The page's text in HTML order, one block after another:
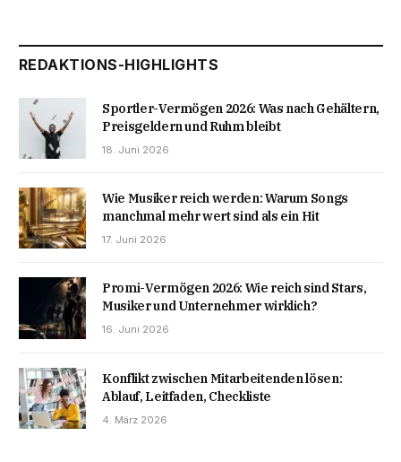
REDAKTIONS-HIGHLIGHTS
Sportler-Vermögen 2026: Was nach Gehältern,
Preisgeldern und Ruhm bleibt
18. Juni 2026
Wie Musiker reich werden: Warum Songs
manchmal mehr wert sind als ein Hit
17. Juni 2026
Promi-Vermögen 2026: Wie reich sind Stars,
Musiker und Unternehmer wirklich?
16. Juni 2026
Konflikt zwischen Mitarbeitenden lösen:
Ablauf, Leitfaden, Checkliste
4. März 2026